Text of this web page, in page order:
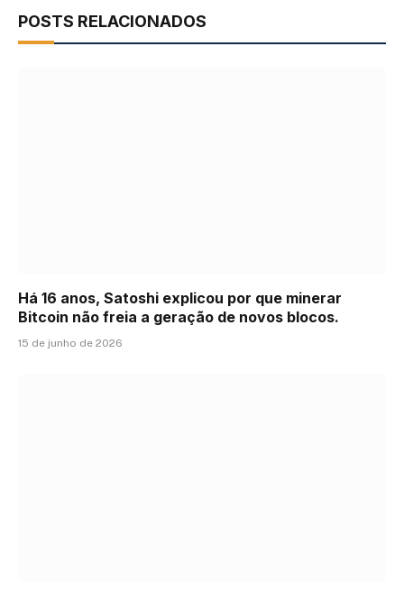
POSTS RELACIONADOS
Há 16 anos, Satoshi explicou por que minerar
Bitcoin não freia a geração de novos blocos.
15 de junho de 2026